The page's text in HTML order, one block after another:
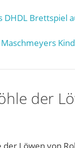
DHDL Brettspiel
der